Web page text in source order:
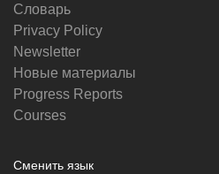
Словарь
Privacy Policy
Newsletter
Новые материалы
Progress Reports
Courses
Сменить язык